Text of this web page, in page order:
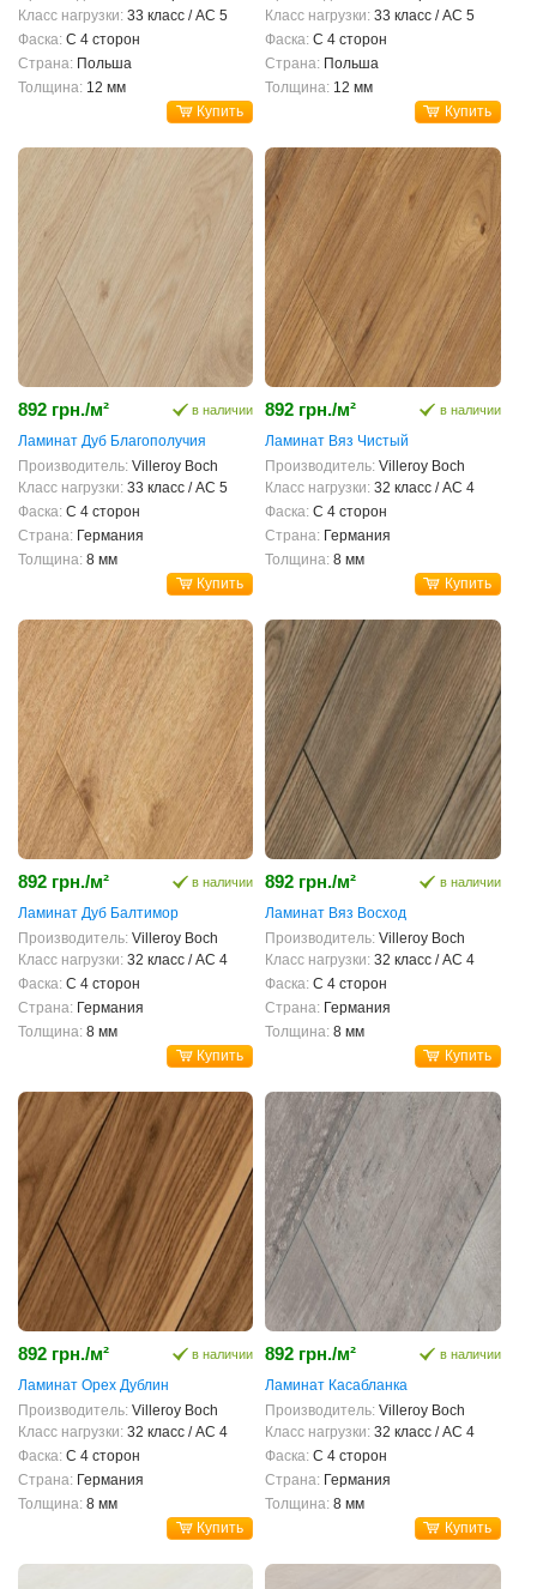
Класс нагрузки: 33 класс / AC 5
Фаска: С 4 сторон
Страна: Польша
Толщина: 12 мм
Купить
Класс нагрузки: 33 класс / AC 5
Фаска: С 4 сторон
Страна: Польша
Толщина: 12 мм
Купить
892 грн./м² в наличии
Ламинат Дуб Благополучия
Производитель: Villeroy Boch
Класс нагрузки: 33 класс / AC 5
Фаска: С 4 сторон
Страна: Германия
Толщина: 8 мм
Купить
892 грн./м² в наличии
Ламинат Вяз Чистый
Производитель: Villeroy Boch
Класс нагрузки: 32 класс / AC 4
Фаска: С 4 сторон
Страна: Германия
Толщина: 8 мм
Купить
892 грн./м² в наличии
Ламинат Дуб Балтимор
Производитель: Villeroy Boch
Класс нагрузки: 32 класс / AC 4
Фаска: С 4 сторон
Страна: Германия
Толщина: 8 мм
Купить
892 грн./м² в наличии
Ламинат Вяз Восход
Производитель: Villeroy Boch
Класс нагрузки: 32 класс / AC 4
Фаска: С 4 сторон
Страна: Германия
Толщина: 8 мм
Купить
892 грн./м² в наличии
Ламинат Орех Дублин
Производитель: Villeroy Boch
Класс нагрузки: 32 класс / AC 4
Фаска: С 4 сторон
Страна: Германия
Толщина: 8 мм
Купить
892 грн./м² в наличии
Ламинат Касабланка
Производитель: Villeroy Boch
Класс нагрузки: 32 класс / AC 4
Фаска: С 4 сторон
Страна: Германия
Толщина: 8 мм
Купить